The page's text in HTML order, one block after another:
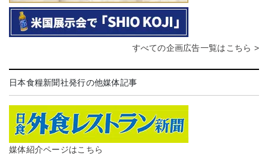
すべての企画広告一覧はこちら >
日本食糧新聞社発行の他媒体記事
媒体紹介ページはこちら